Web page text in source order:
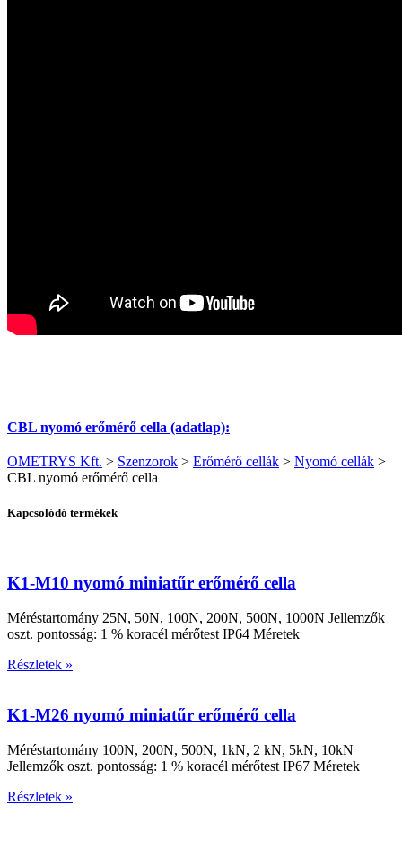
CBL nyomó erőmérő cella (adatlap):
OMETRYS Kft. > Szenzorok > Erőmérő cellák > Nyomó cellák >
CBL nyomó erőmérő cella
Kapcsolódó termékek
K1-M10 nyomó miniatűr erőmérő cella
Méréstartomány 25N, 50N, 100N, 200N, 500N, 1000N Jellemzők
oszt. pontosság: 1 % koracél mérőtest IP64 Méretek
Részletek »
K1-M26 nyomó miniatűr erőmérő cella
Méréstartomány 100N, 200N, 500N, 1kN, 2 kN, 5kN, 10kN
Jellemzők oszt. pontosság: 1 % koracél mérőtest IP67 Méretek
Részletek »